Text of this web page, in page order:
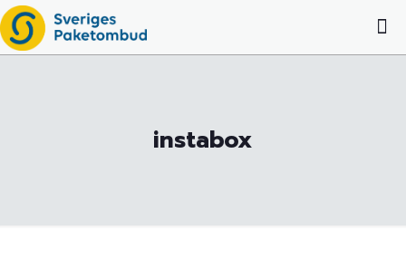
instabox